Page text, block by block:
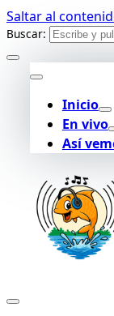
Saltar al
Buscar:
Inicio
En vivo
Así